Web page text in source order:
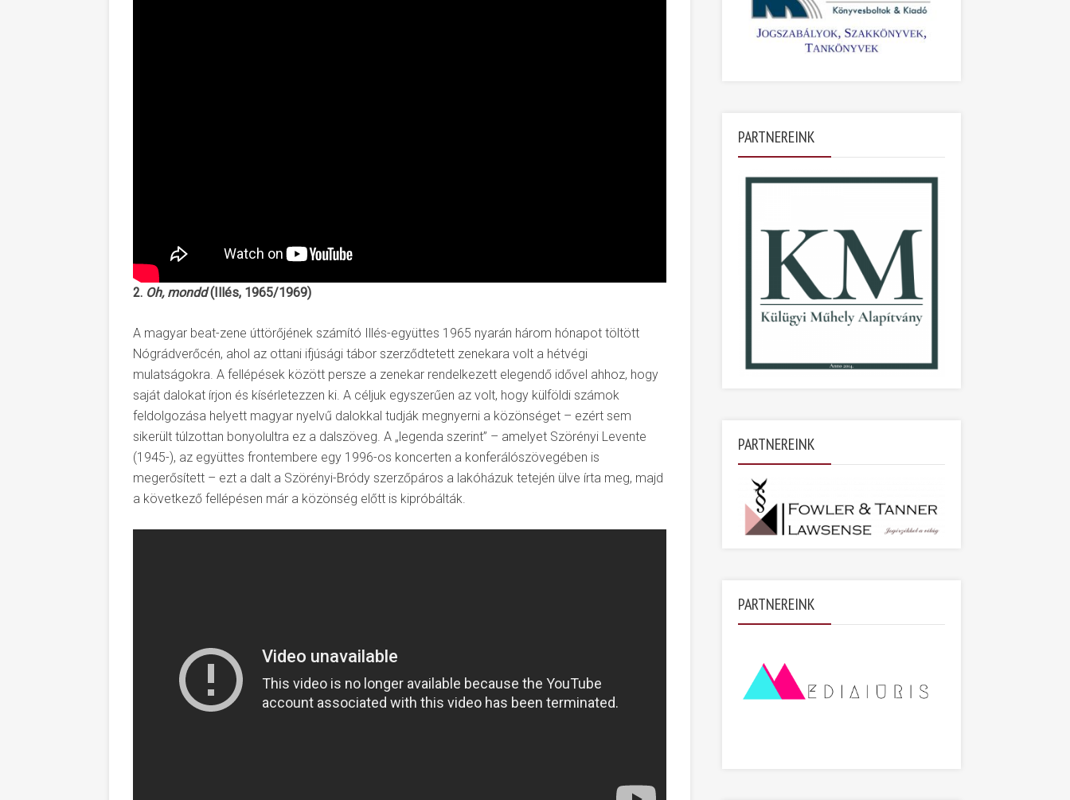
2. Oh, mondd(Illés, 1965/1969)
A magyar beat-zene úttörőjének számító Illés-együttes 1965 nyarán három hónapot töltött
Nógrádverőcén, ahol az ottani ifjúsági tábor szerződtetett zenekara volt a hétvégi
mulatságokra. A fellépések között persze a zenekar rendelkezett elegendő idővel ahhoz, hogy
saját dalokat írjon és kísérletezzen ki. A céljuk egyszerűen az volt, hogy külföldi számok
feldolgozása helyett magyar nyelvű dalokkal tudják megnyerni a közönséget – ezért sem
sikerült túlzottan bonyolultra ez a dalszöveg. A „legenda szerint” – amelyet Szörényi Levente
(1945-), az együttes frontembere egy 1996-os koncerten a konferálószövegében is
megerősített – ezt a dalt a Szörényi-Bródy szerzőpáros a lakóházuk tetején ülve írta meg, majd
a következő fellépésen már a közönség előtt is kipróbálták.
PARTNEREINK
PARTNEREINK
PARTNEREINK